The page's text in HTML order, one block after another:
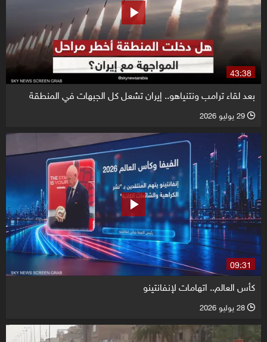
43:38
بعد لقاء ترامب ونتنياهو.. إيران تشعل كل الجبهات في المنطقة
l 29 يوليو 2026
09:31
كأس العالم.. اتهامات لإنفانتينو
l 28 يوليو 2026